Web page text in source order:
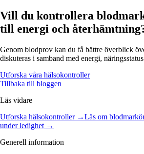
Vill du kontrollera
till energi och
Genom blodprov kan du få bättre överblick
diskuteras i samband med energi,
Utforska våra hälsokontroller
Tillbaka till bloggen
Läs vidare
Utforska hälsokontroller →Läs om
under ledighet →
Generell information